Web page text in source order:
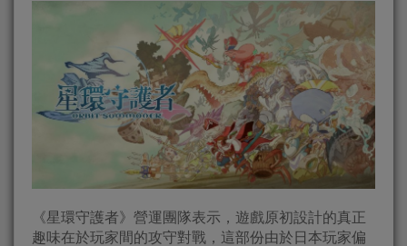
《星環守護者》營運團隊表示，遊戲原初設計的真正
趣味在於玩家間的攻守對戰，這部份由於日本玩家偏